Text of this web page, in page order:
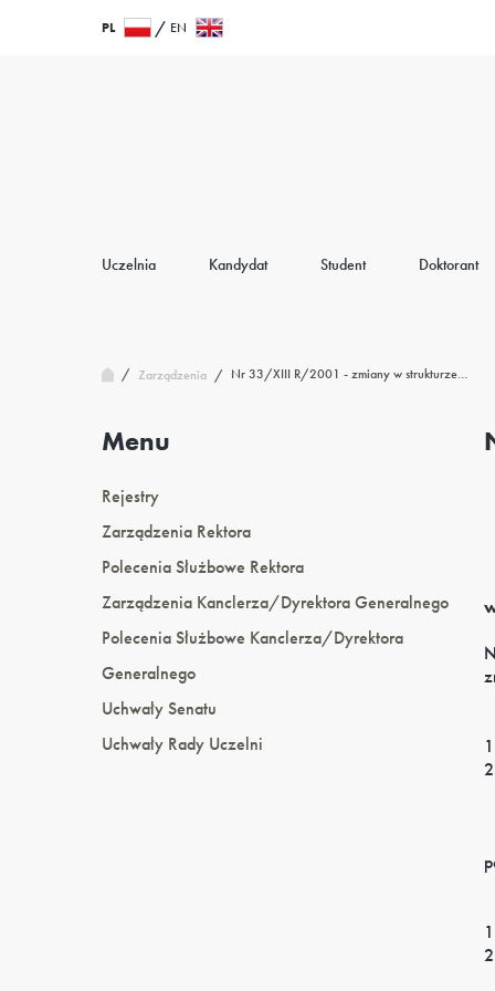
PL EN
Uczelnia Kandydat Student Doktorant
/ Zarządzenia / Nr 33/XIII R/2001 - zmiany w strukturze…
Menu
Rejestry
Zarządzenia Rektora
Polecenia Służbowe Rektora
Zarządzenia Kanclerza/Dyrektora Generalnego
Polecenia Służbowe Kanclerza/Dyrektora
Generalnego
Uchwały Senatu
Uchwały Rady Uczelni